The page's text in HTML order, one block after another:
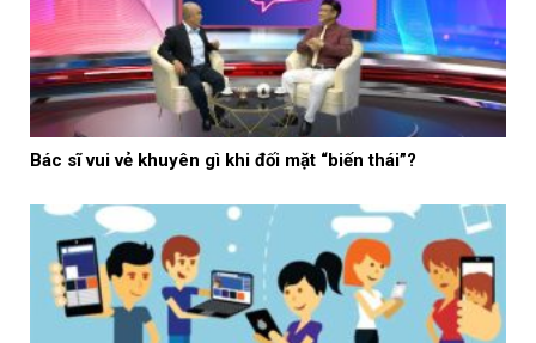
Bác sĩ vui vẻ khuyên gì khi đối mặt “biến thái”?